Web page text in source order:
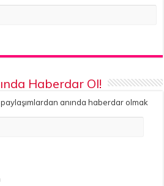
Haberdar Ol!
anında haberdar olmak